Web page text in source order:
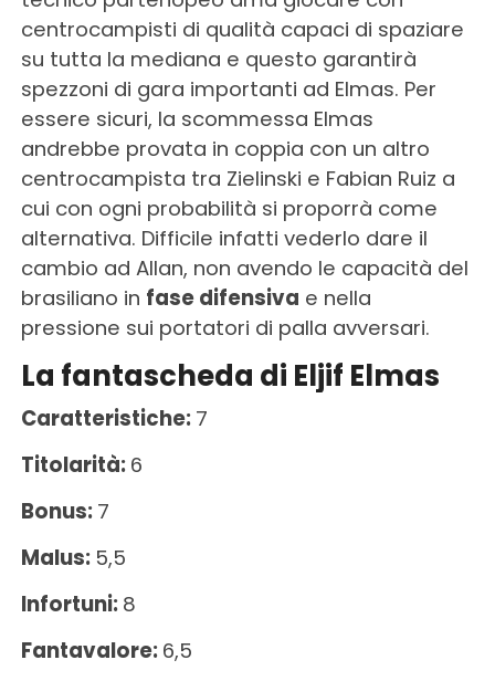
centrocampisti di qualità capaci di spaziare
su tutta la mediana e questo garantirà
spezzoni di gara importanti ad Elmas. Per
essere sicuri, la scommessa Elmas
andrebbe provata in coppia con un altro
centrocampista tra Zielinski e Fabian Ruiz a
cui con ogni probabilità si proporrà come
alternativa. Difficile infatti vederlo dare il
cambio ad Allan, non avendo le capacità del
brasiliano in fase difensiva e nella
pressione sui portatori di palla avversari.
La fantascheda di Eljif Elmas
Caratteristiche: 7
Titolarità: 6
Bonus: 7
Malus: 5,5
Infortuni: 8
Fantavalore: 6,5